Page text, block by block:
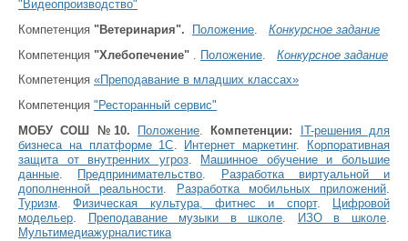
"Видеопроизводство"
Компетенция "Ветеринария". Положение
Конкурсное задание
Компетенция "Хлебопечение" Положение
Конкурсное задание
Компетенция «Преподавание в младших классах»
Компетенция "Ресторанный сервис"
МОБУ СОШ №10.
Положение. Компетенции:
IT-решения для
бизнеса на платформе 1С. Интернет маркетинг.
Корпоративная
защита от внутренних угроз.
Машинное обучение и большие
данные. Предпринимательство.
Разработка виртуальной и
дополненной реальности. Разработка мобильных приложений.
Туризм.Физическая культура, фитнес и спорт.
Цифровой
модельер. Преподавание музыки в школе. ИЗО в школе.
Мультимедиажурналистика